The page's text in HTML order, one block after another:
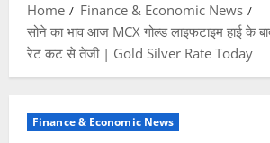
Home
Finance & Economic News
सोने का भाव आज MCX गोल्ड लाइफटाइम हाई के
रेट कट से तेजी | Gold Silver Rate Today
Finance & Economic News